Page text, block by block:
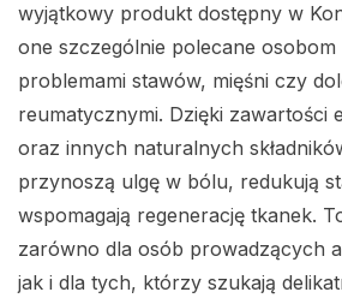
wyjątkowy produkt dostępny w
one szczególnie polecane
problemami stawów, mięśni czy
reumatycznymi. Dzięki zawartości
oraz innych naturalnych
przynoszą ulgę w bólu, redukują
wspomagają regenerację tkanek.
zarówno dla osób prowadzących
jak i dla tych, którzy szukają